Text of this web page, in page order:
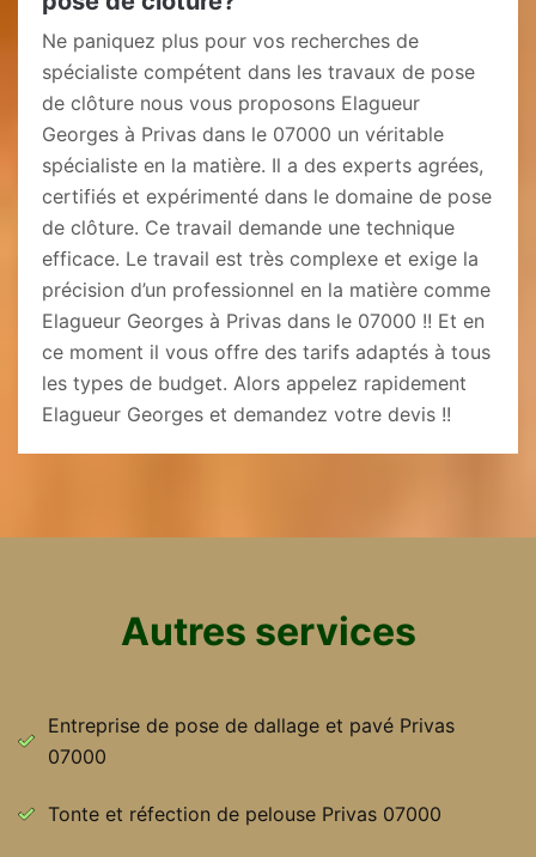
Ne paniquez plus pour vos recherches de
spécialiste compétent dans les travaux de pose
de clôture nous vous proposons Elagueur
Georges à Privas dans le 07000 un véritable
spécialiste en la matière. Il a des experts agrées,
certifiés et expérimenté dans le domaine de pose
de clôture. Ce travail demande une technique
efficace. Le travail est très complexe et exige la
précision d’un professionnel en la matière comme
Elagueur Georges à Privas dans le 07000 !! Et en
ce moment il vous offre des tarifs adaptés à tous
les types de budget. Alors appelez rapidement
Elagueur Georges et demandez votre devis !!
Autres services
Entreprise de pose de dallage et pavé Privas
07000
Tonte et réfection de pelouse Privas 07000